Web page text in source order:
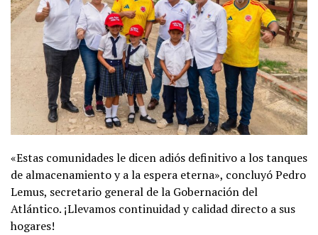
«Estas comunidades le dicen adiós definitivo a los tanques
de almacenamiento y a la espera eterna», concluyó Pedro
Lemus, secretario general de la Gobernación del
Atlántico. ¡Llevamos continuidad y calidad directo a sus
hogares!